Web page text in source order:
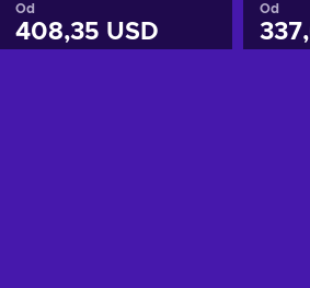
Od
408,35 USD
Od